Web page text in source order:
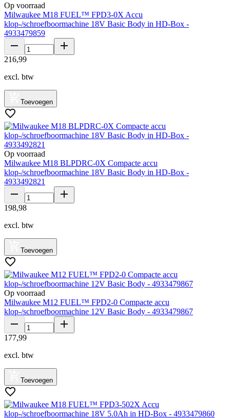
Op voorraad
Milwaukee M18 FUEL™ FPD3-0X Accu
klop-/schroefboormachine 18V Basic Body in HD-Box -
4933479859
216,99
excl. btw
Toevoegen
Op voorraad
Milwaukee M18 BLPDRC-0X Compacte accu
klop-/schroefboormachine 18V Basic Body in HD-Box -
4933492821
198,98
excl. btw
Toevoegen
Op voorraad
Milwaukee M12 FUEL™ FPD2-0 Compacte accu
klop-/schroefboormachine 12V Basic Body - 4933479867
177,99
excl. btw
Toevoegen